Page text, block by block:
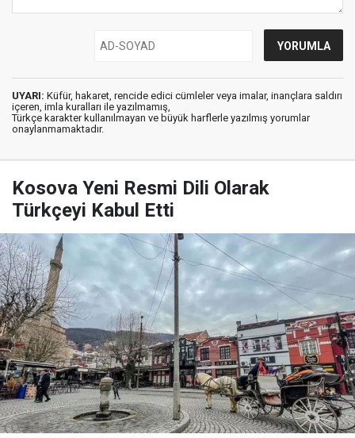
UYARI: Küfür, hakaret, rencide edici cümleler veya imalar, inançlara saldırı
içeren, imla kuralları ile yazılmamış,
Türkçe karakter kullanılmayan ve büyük harflerle yazılmış yorumlar
onaylanmamaktadır.
Kosova Yeni Resmi Dili Olarak
Türkçeyi Kabul Etti